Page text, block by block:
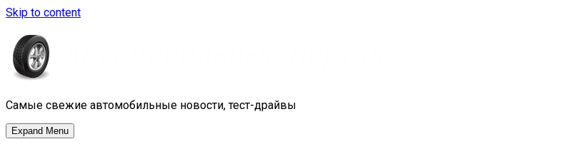
Skip to content
Самые свежие автомобильные новости, тест-драйвы
Expand Menu